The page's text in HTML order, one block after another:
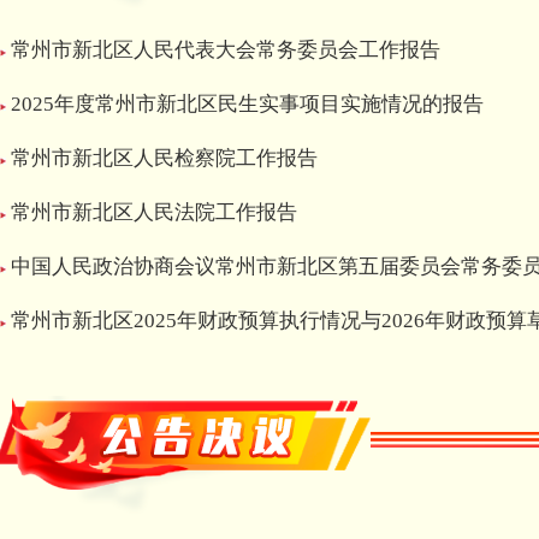
常州市新北区人民代表大会常务委员会工作报告
2025年度常州市新北区民生实事项目实施情况的报告
常州市新北区人民检察院工作报告
常州市新北区人民法院工作报告
中国人民政治协商会议常州市新北区第五届委员会常务委
常州市新北区2025年财政预算执行情况与2026年财政预算